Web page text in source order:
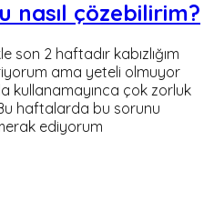
nasıl çözebilirim?
son 2 haftadır kabızlığım
ama yeteli olmuyor
kullanamayınca çok zorluk
haftalarda bu sorunu
ediyorum